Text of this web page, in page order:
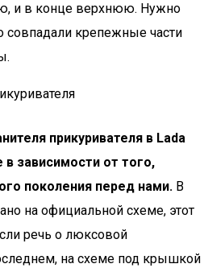
и в конце верхнюю. Нужно
совпадали крепежные части
прикуривателя в Lada
в зависимости от того,
поколения перед нами. В
на официальной схеме, этот
речь о люксовой
на схеме под крышкой